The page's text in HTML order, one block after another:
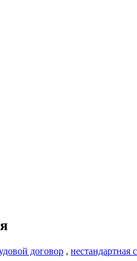
договор , нестандартная